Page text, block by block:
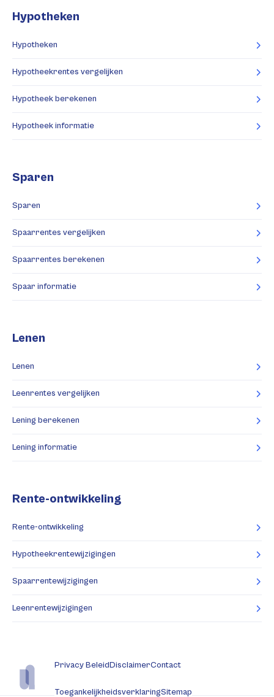
Hypotheken
Hypotheken
Hypotheekrentes vergelijken
Hypotheek berekenen
Hypotheek informatie
Sparen
Sparen
Spaarrentes vergelijken
Spaarrentes berekenen
Spaar informatie
Lenen
Lenen
Leenrentes vergelijken
Lening berekenen
Lening informatie
Rente-ontwikkeling
Rente-ontwikkeling
Hypotheekrentewijzigingen
Spaarrentewijzigingen
Leenrentewijzigingen
Privacy BeleidDisclaimerContact
ToegankelijkheidsverklaringSitemap